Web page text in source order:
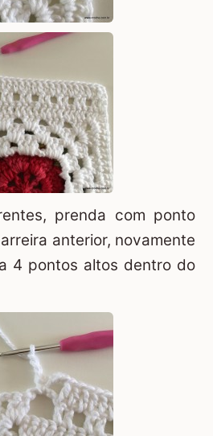
prenda com ponto
anterior, novamente
4 pontos altos dentro do